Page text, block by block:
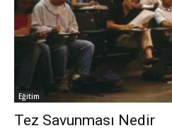
Eğitim
Tez Savunması Nedir